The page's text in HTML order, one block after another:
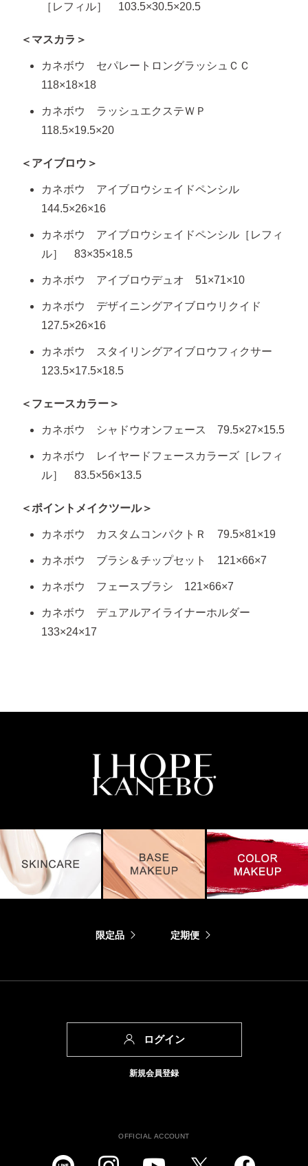
［レフィル］ 103.5×30.5×20.5
＜マスカラ＞
カネボウ セパレートロングラッシュＣＣ
118×18×18
カネボウ ラッシュエクステＷＰ
118.5×19.5×20
＜アイブロウ＞
カネボウ アイブロウシェイドペンシル
144.5×26×16
カネボウ アイブロウシェイドペンシル［レフィ
ル］ 83×35×18.5
カネボウ アイブロウデュオ 51×71×10
カネボウ デザイニングアイブロウリクイド
127.5×26×16
カネボウ スタイリングアイブロウフィクサー
123.5×17.5×18.5
＜フェースカラー＞
カネボウ シャドウオンフェース 79.5×27×15.5
カネボウ レイヤードフェースカラーズ［レフィ
ル］ 83.5×56×13.5
＜ポイントメイクツール＞
カネボウ カスタムコンパクトＲ 79.5×81×19
カネボウ ブラシ＆チップセット 121×66×7
カネボウ フェースブラシ 121×66×7
カネボウ デュアルアイライナーホルダー
133×24×17
限定品 定期便
ログイン
新規会員登録
OFFICIAL ACCOUNT